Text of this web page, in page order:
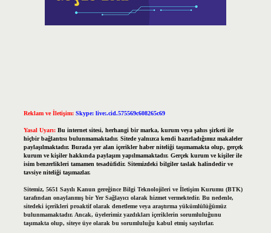
Reklam ve İletişim: Skype: live:.cid.575569c608265c69
Yasal Uyarı: Bu internet sitesi, herhangi bir marka, kurum veya şahıs şirketi ile
hiçbir bağlantısı bulunmamaktadır. Sitede yalnızca kendi hazırladığımız makaleler
paylaşılmaktadır. Burada yer alan içerikler haber niteliği taşımamakta olup, gerçek
kurum ve kişiler hakkında paylaşım yapılmamaktadır. Gerçek kurum ve kişiler ile
isim benzerlikleri tamamen tesadüfidir. Sitemizdeki bilgiler taslak halindedir ve
tavsiye niteliği taşımazlar.
Sitemiz, 5651 Sayılı Kanun gereğince Bilgi Teknolojileri ve İletişim Kurumu (BTK)
tarafından onaylanmış bir Yer Sağlayıcı olarak hizmet vermektedir. Bu nedenle,
sitedeki içerikleri proaktif olarak denetleme veya araştırma yükümlülüğümüz
bulunmamaktadır. Ancak, üyelerimiz yazdıkları içeriklerin sorumluluğunu
taşımakta olup, siteye üye olarak bu sorumluluğu kabul etmiş sayılırlar.